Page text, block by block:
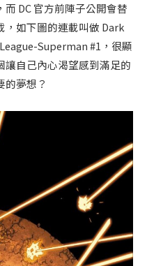
DC 官方前陣子公開會替
，如下圖的連載叫做 Dark
Superman #1，很顯
自己內心渴望感到滿足的
的夢想？